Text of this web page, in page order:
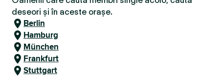
deseori și în aceste orașe.
Berlin
Hamburg
München
Frankfurt
Stuttgart